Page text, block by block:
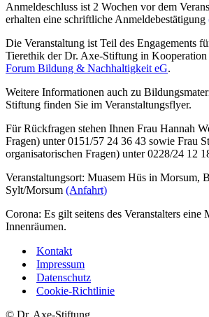
Anmeldeschluss ist 2 Wochen vor dem
erhalten eine schriftliche Anmeldebestätigung
Die Veranstaltung ist Teil des Engagements
Tierethik der Dr. Axe-Stiftung in
Forum Bildung & Nachhaltigkeit eG.
Weitere Informationen auch zu
Stiftung finden Sie im Veranstaltungsflyer.
Für Rückfragen stehen Ihnen Frau Hannah
Fragen) unter 0151/57 24 36 43 sowie Frau
organisatorischen Fragen) unter 0228/24 12
Veranstaltungsort: Muasem Hüs in Morsum,
Sylt/Morsum (Anfahrt)
Corona: Es gilt seitens des Veranstalters eine
Innenräumen.
Kontakt
Impressum
Datenschutz­
Cookie-Richtlinie
© Dr. Axe-Stiftung